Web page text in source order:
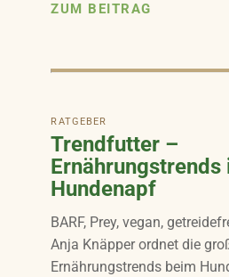
ZUM BEITRAG
RATGEBER
Trendfutter –
Ernährungstrends
Hundenapf
BARF, Prey, vegan,
Anja Knäpper ordnet die
Ernährungstrends beim